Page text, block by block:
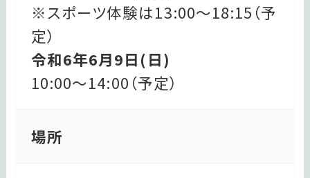
※スポーツ体験は13:00～18:15（予
定）
令和6年6月9日(日)
10:00～14:00（予定）
場所